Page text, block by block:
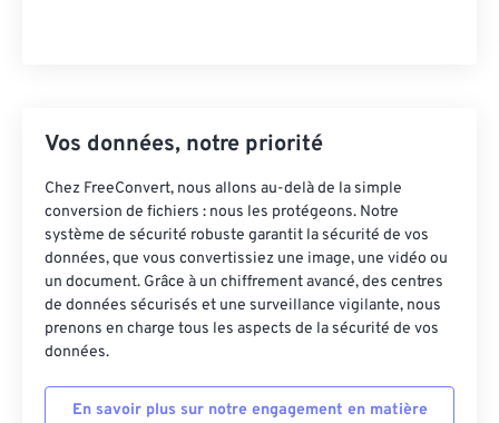
Vos données, notre priorité
Chez FreeConvert, nous allons au-delà de la simple
conversion de fichiers : nous les protégeons. Notre
système de sécurité robuste garantit la sécurité de vos
données, que vous convertissiez une image, une vidéo ou
un document. Grâce à un chiffrement avancé, des centres
de données sécurisés et une surveillance vigilante, nous
prenons en charge tous les aspects de la sécurité de vos
données.
En savoir plus sur notre engagement en matière